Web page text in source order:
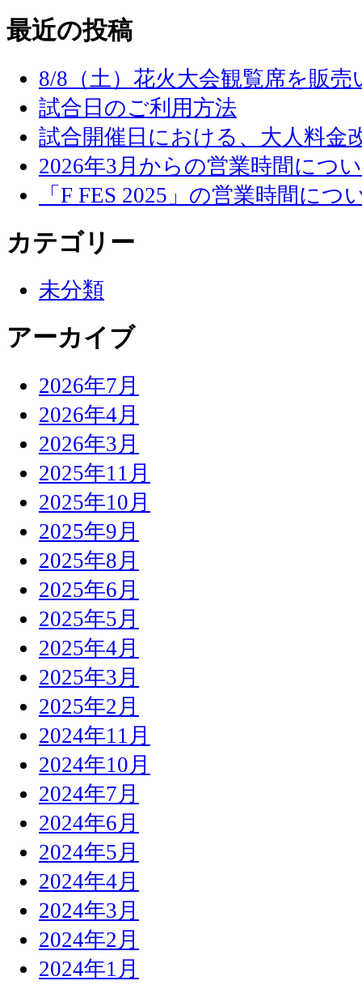
最近の投稿
8/8（土）花火大会観覧席を販
試合日のご利用方法
試合開催日における、大人料金
2026年3月からの営業時間につ
「F FES 2025」の営業時間につ
カテゴリー
未分類
アーカイブ
2026年7月
2026年4月
2026年3月
2025年11月
2025年10月
2025年9月
2025年8月
2025年6月
2025年5月
2025年4月
2025年3月
2025年2月
2024年11月
2024年10月
2024年7月
2024年6月
2024年5月
2024年4月
2024年3月
2024年2月
2024年1月